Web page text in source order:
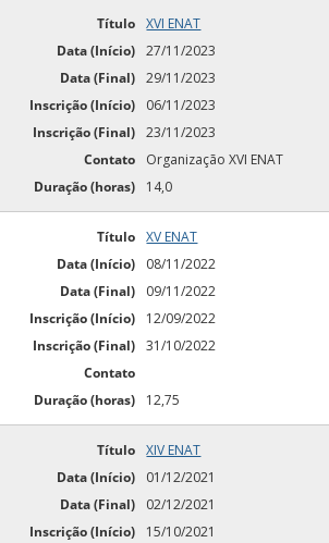
Título
XVI ENAT
Data (Início)
27/11/2023
Data (Final)
29/11/2023
Inscrição (Início)
06/11/2023
Inscrição (Final)
23/11/2023
Contato
Organização XVI ENAT
Duração (horas)
14,0
Título
XV ENAT
Data (Início)
08/11/2022
Data (Final)
09/11/2022
Inscrição (Início)
12/09/2022
Inscrição (Final)
31/10/2022
Contato
Duração (horas)
12,75
Título
XIV ENAT
Data (Início)
01/12/2021
Data (Final)
02/12/2021
Inscrição (Início)
15/10/2021